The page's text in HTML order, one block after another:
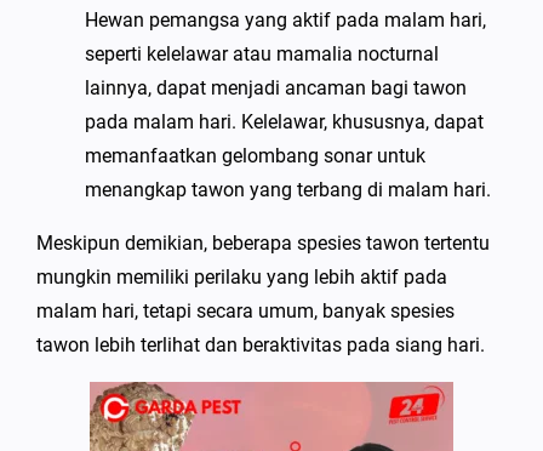
Hewan pemangsa yang aktif pada malam hari,
seperti kelelawar atau mamalia nocturnal
lainnya, dapat menjadi ancaman bagi tawon
pada malam hari. Kelelawar, khususnya, dapat
memanfaatkan gelombang sonar untuk
menangkap tawon yang terbang di malam hari.
Meskipun demikian, beberapa spesies tawon tertentu
mungkin memiliki perilaku yang lebih aktif pada
malam hari, tetapi secara umum, banyak spesies
tawon lebih terlihat dan beraktivitas pada siang hari.